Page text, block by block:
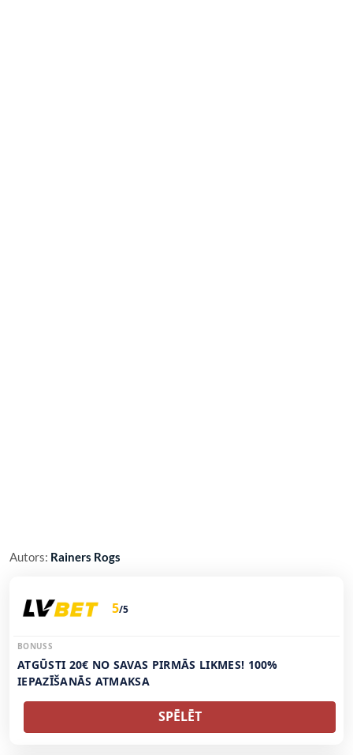
Autors: Rainers Rogs
5/5
BONUSS
ATGŪSTI 20€ NO SAVAS PIRMĀS LIKMES! 100%
IEPAZĪŠANĀS ATMAKSA
SPĒLĒT